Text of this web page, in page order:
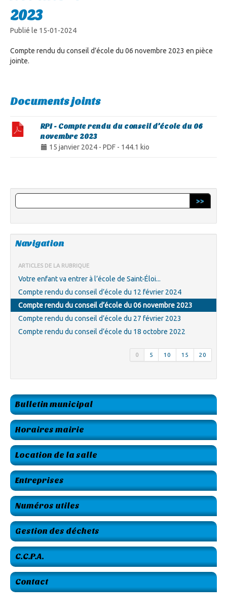
2023
Publié le 15-01-2024
Compte rendu du conseil d’école du 06 novembre 2023 en pièce
jointe.
Documents joints
RPI - Compte rendu du conseil d’école du 06
novembre 2023
15 janvier 2024 - PDF - 144.1 kio
>>
Navigation
ARTICLES DE LA RUBRIQUE
Votre enfant va entrer à l’école de Saint-Éloi...
Compte rendu du conseil d’école du 12 février 2024
Compte rendu du conseil d’école du 06 novembre 2023
Compte rendu du conseil d’école du 27 février 2023
Compte rendu du conseil d’école du 18 octobre 2022
0 5 10 15 20
Bulletin municipal
Horaires mairie
Location de la salle
Entreprises
Numéros utiles
Gestion des déchets
C.C.P.A.
Contact